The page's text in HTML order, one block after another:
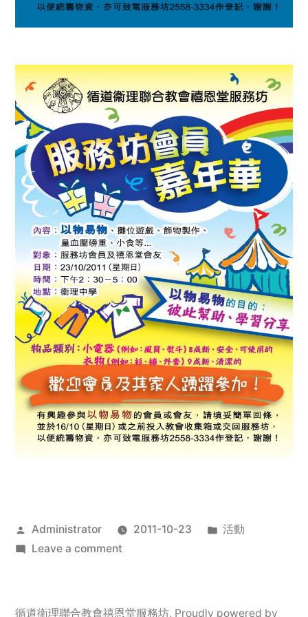
Posted
by
Administrator 2011-10-23
Posted
活動
Leave a commenton
服
循道衛理聯合教會禧恩堂服務坊, Proudly powered by